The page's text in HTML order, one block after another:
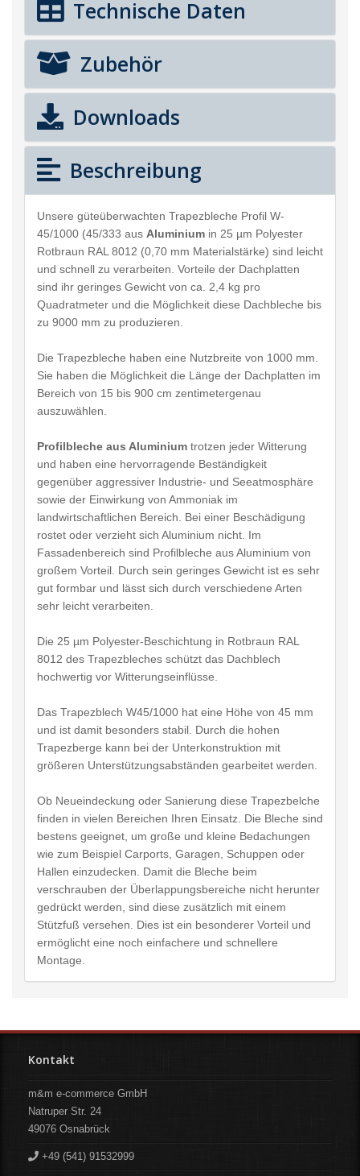
Technische Daten
Zubehör
Downloads
Beschreibung
Unsere güteüberwachten Trapezbleche Profil W-
45/1000 (45/333 aus Aluminium in 25 µm Polyester
Rotbraun RAL 8012 (0,70 mm Materialstärke) sind leicht
und schnell zu verarbeiten. Vorteile der Dachplatten
sind ihr geringes Gewicht von ca. 2,4 kg pro
Quadratmeter und die Möglichkeit diese Dachbleche bis
zu 9000 mm zu produzieren.
Die Trapezbleche haben eine Nutzbreite von 1000 mm.
Sie haben die Möglichkeit die Länge der Dachplatten im
Bereich von 15 bis 900 cm zentimetergenau
auszuwählen.
Profilbleche aus Aluminium trotzen jeder Witterung
und haben eine hervorragende Beständigkeit
gegenüber aggressiver Industrie- und Seeatmosphäre
sowie der Einwirkung von Ammoniak im
landwirtschaftlichen Bereich. Bei einer Beschädigung
rostet oder verzieht sich Aluminium nicht. Im
Fassadenbereich sind Profilbleche aus Aluminium von
großem Vorteil. Durch sein geringes Gewicht ist es sehr
gut formbar und lässt sich durch verschiedene Arten
sehr leicht verarbeiten.
Die 25 µm Polyester-Beschichtung in Rotbraun RAL
8012 des Trapezbleches schützt das Dachblech
hochwertig vor Witterungseinflüsse.
Das Trapezblech W45/1000 hat eine Höhe von 45 mm
und ist damit besonders stabil. Durch die hohen
Trapezberge kann bei der Unterkonstruktion mit
größeren Unterstützungsabständen gearbeitet werden.
Ob Neueindeckung oder Sanierung diese Trapezbelche
finden in vielen Bereichen Ihren Einsatz. Die Bleche sind
bestens geeignet, um große und kleine Bedachungen
wie zum Beispiel Carports, Garagen, Schuppen oder
Hallen einzudecken. Damit die Bleche beim
verschrauben der Überlappungsbereiche nicht herunter
gedrückt werden, sind diese zusätzlich mit einem
Stützfuß versehen. Dies ist ein besonderer Vorteil und
ermöglicht eine noch einfachere und schnellere
Montage.
Kontakt
m&m e-commerce GmbH
Natruper Str. 24
49076 Osnabrück
+49 (541) 91532999